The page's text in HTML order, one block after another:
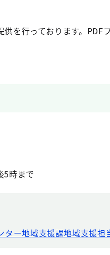
を行っております。PDF
5時まで
ター地域支援課地域支援担